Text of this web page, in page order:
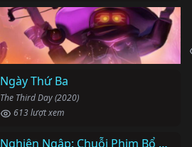
Ngày Thứ Ba
The Third Day (2020)
613 lượt xem
Nghiện Ngập: Chuỗi Phim Bổ Trợ